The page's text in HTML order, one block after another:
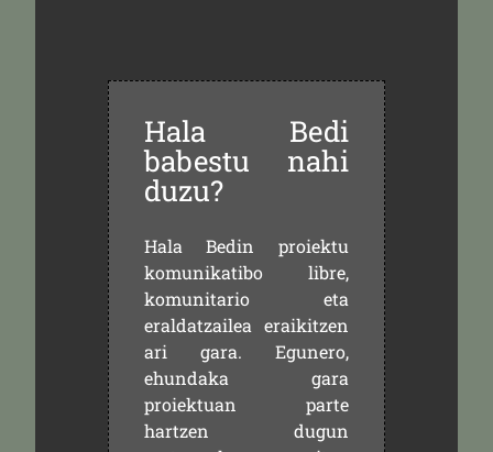
Hala Bedi
babestu nahi
duzu?
Hala Bedin proiektu
komunikatibo libre,
komunitario eta
eraldatzailea eraikitzen
ari gara. Egunero,
ehundaka gara
proiektuan parte
hartzen dugun